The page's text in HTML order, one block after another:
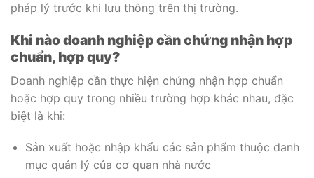
pháp lý trước khi lưu thông trên thị trường.
Khi nào doanh nghiệp cần chứng nhận hợp
chuẩn, hợp quy?
Doanh nghiệp cần thực hiện chứng nhận hợp chuẩn
hoặc hợp quy trong nhiều trường hợp khác nhau, đặc
biệt là khi:
Sản xuất hoặc nhập khẩu các sản phẩm thuộc danh
mục quản lý của cơ quan nhà nước